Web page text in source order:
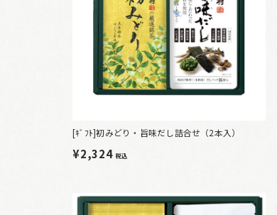
[ｷﾞﾌﾄ]初みどり・旨味だし詰合せ（2本入）
¥2,324税込